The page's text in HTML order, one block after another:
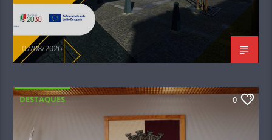
07/08/2026
DESTAQUES 0